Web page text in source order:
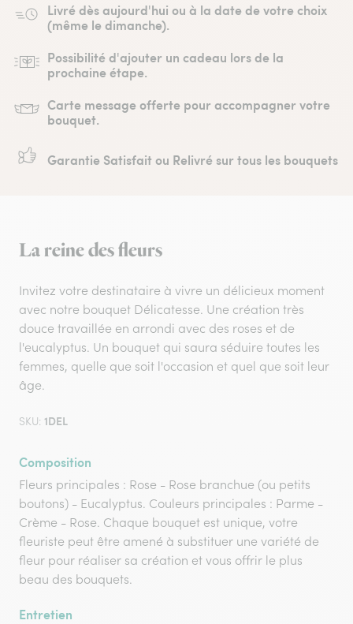
Livré dès aujourd'hui ou à la date de votre choix
(même le dimanche).
Possibilité d'ajouter un cadeau lors de la
prochaine étape.
Carte message offerte pour accompagner votre
bouquet.
Garantie Satisfait ou Relivré sur tous les bouquets
La reine des fleurs
Invitez votre destinataire à vivre un délicieux moment
avec notre bouquet Délicatesse. Une création très
douce travaillée en arrondi avec des roses et de
l'eucalyptus. Un bouquet qui saura séduire toutes les
femmes, quelle que soit l'occasion et quel que soit leur
âge.
SKU: 1DEL
Composition
Fleurs principales : Rose - Rose branchue (ou petits
boutons) - Eucalyptus. Couleurs principales : Parme -
Crème - Rose. Chaque bouquet est unique, votre
fleuriste peut être amené à substituer une variété de
fleur pour réaliser sa création et vous offrir le plus
beau des bouquets.
Entretien